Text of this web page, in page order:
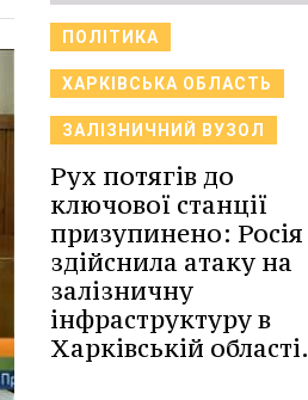
ПОЛІТИКА
ХАРКІВСЬКА ОБЛАСТЬ
ЗАЛІЗНИЧНИЙ ВУЗОЛ
Рух потягів до
ключової станції
призупинено: Росія
здійснила атаку на
залізничну
інфраструктуру в
Харківській області.